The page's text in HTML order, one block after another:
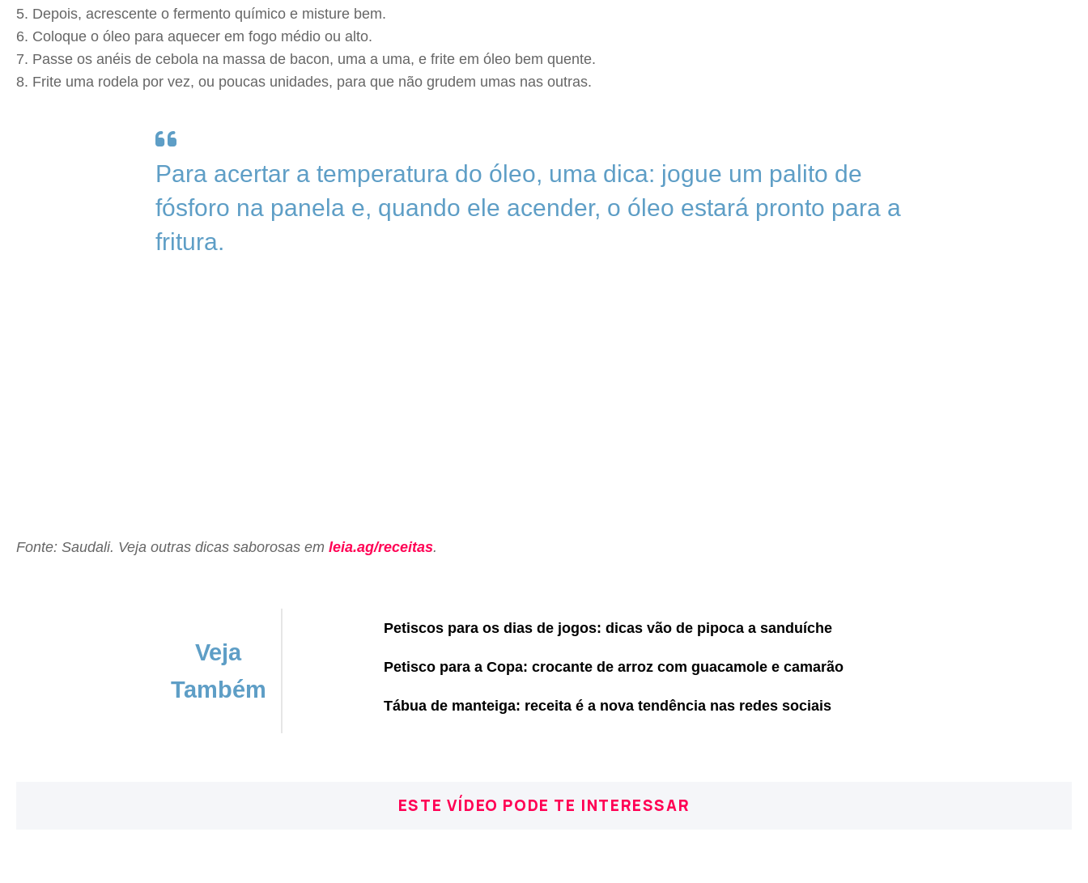
Depois, acrescente o fermento químico e misture bem.
Coloque o óleo para aquecer em fogo médio ou alto.
Passe os anéis de cebola na massa de bacon, uma a uma, e frite em óleo bem quente.
Frite uma rodela por vez, ou poucas unidades, para que não grudem umas nas outras.
Para acertar a temperatura do óleo, uma dica: jogue um palito de
fósforo na panela e, quando ele acender, o óleo estará pronto para a
fritura.
Fonte: Saudali. Veja outras dicas saborosas em leia.ag/receitas.
Veja
Também
Petiscos para os dias de jogos: dicas vão de pipoca a sanduíche
Petisco para a Copa: crocante de arroz com guacamole e camarão
Tábua de manteiga: receita é a nova tendência nas redes sociais
ESTE VÍDEO PODE TE INTERESSAR